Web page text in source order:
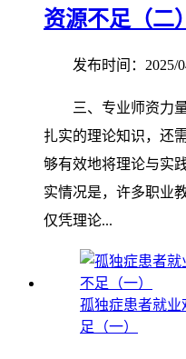
资源不足（二）
发布时间：2025/
三、专业师资力
扎实的理论知识，还
够有效地将理论与实
实情况是，许多职业
仅凭理论...
孤独症患者就
足（一）